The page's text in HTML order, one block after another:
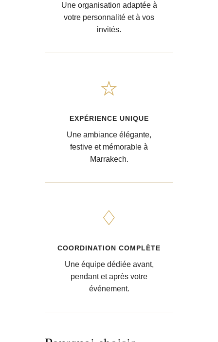
Une organisation adaptée à
votre personnalité et à vos
invités.
☆
EXPÉRIENCE UNIQUE
Une ambiance élégante,
festive et mémorable à
Marrakech.
♢
COORDINATION COMPLÈTE
Une équipe dédiée avant,
pendant et après votre
événement.